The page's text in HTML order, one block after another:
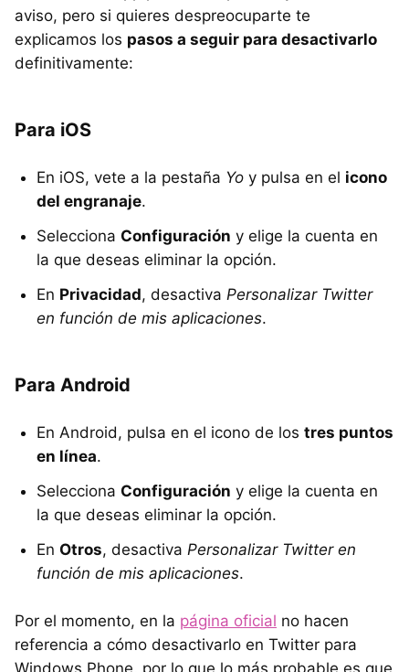
aviso, pero si quieres despreocuparte te
explicamos los pasos a seguir para desactivarlo
definitivamente:
Para iOS
En iOS, vete a la pestaña Yo y pulsa en el icono
del engranaje.
Selecciona Configuración y elige la cuenta en
la que deseas eliminar la opción.
En Privacidad, desactiva Personalizar Twitter
en función de mis aplicaciones.
Para Android
En Android, pulsa en el icono de los tres puntos
en línea.
Selecciona Configuración y elige la cuenta en
la que deseas eliminar la opción.
En Otros, desactiva Personalizar Twitter en
función de mis aplicaciones.
Por el momento, en la página oficial no hacen
referencia a cómo desactivarlo en Twitter para
Windows Phone, por lo que lo más probable es que